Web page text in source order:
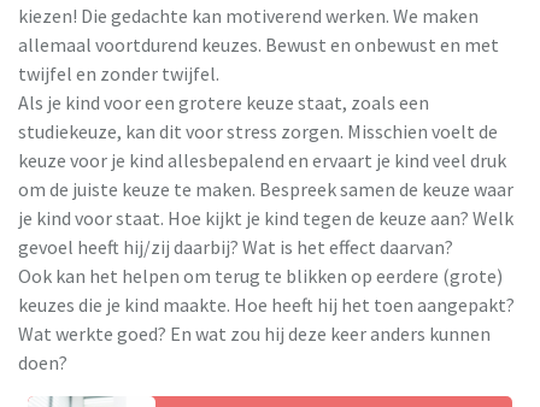
kiezen! Die gedachte kan motiverend werken. We maken
allemaal voortdurend keuzes. Bewust en onbewust en met
twijfel en zonder twijfel.
Als je kind voor een grotere keuze staat, zoals een
studiekeuze, kan dit voor stress zorgen. Misschien voelt de
keuze voor je kind allesbepalend en ervaart je kind veel druk
om de juiste keuze te maken. Bespreek samen de keuze waar
je kind voor staat. Hoe kijkt je kind tegen de keuze aan? Welk
gevoel heeft hij/zij daarbij? Wat is het effect daarvan?
Ook kan het helpen om terug te blikken op eerdere (grote)
keuzes die je kind maakte. Hoe heeft hij het toen aangepakt?
Wat werkte goed? En wat zou hij deze keer anders kunnen
doen?